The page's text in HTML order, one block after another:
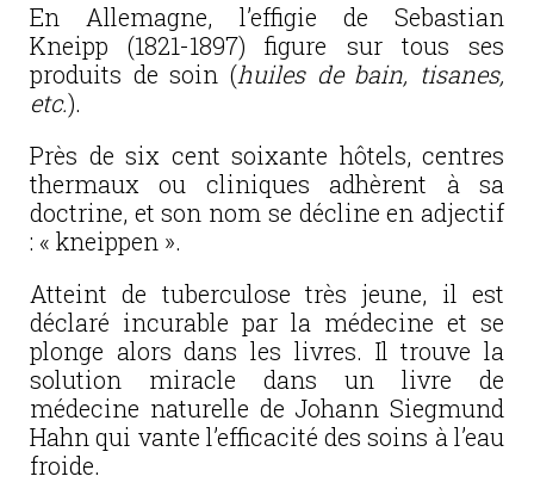
En Allemagne, l’effigie de Sebastian
Kneipp (1821-1897) figure sur tous ses
produits de soin (huiles de bain, tisanes,
etc.).
Près de six cent soixante hôtels, centres
thermaux ou cliniques adhèrent à sa
doctrine, et son nom se décline en adjectif
: « kneippen ».
Atteint de tuberculose très jeune, il est
déclaré incurable par la médecine et se
plonge alors dans les livres. Il trouve la
solution miracle dans un livre de
médecine naturelle de Johann Siegmund
Hahn qui vante l’efficacité des soins à l’eau
froide.